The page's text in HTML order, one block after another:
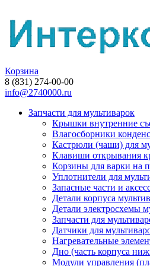
Корзина
8 (831) 274-00-00
info@2740000.ru
Запчасти для мультиварок
Крышки внутренние
Влагосборники
Кастрюли (чаши) для
Клавиши открывания
Корзины для варки на
Уплотнители для
Запасные части и
Детали корпуса
Детали электросхемы
Запчасти для
Датчики для
Нагревательные
Дно (часть корпуса
Модули управления